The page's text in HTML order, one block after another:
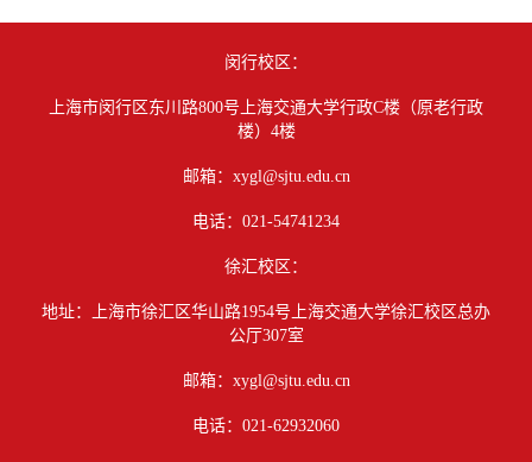
闵行校区：
上海市闵行区东川路800号上海交通大学行政C楼（原老行政
楼）4楼
邮箱：xygl@sjtu.edu.cn
电话：021-54741234
徐汇校区：
地址：上海市徐汇区华山路1954号上海交通大学徐汇校区总办
公厅307室
邮箱：xygl@sjtu.edu.cn
电话：021-62932060